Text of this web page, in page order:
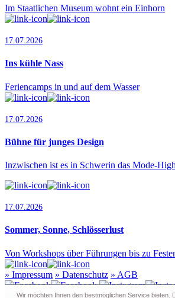
Im Staatlichen Museum wohnt ein Einhorn
17.07.2026
Ins kühle Nass
Feriencamps in und auf dem Wasser
17.07.2026
Bühne für junges Design
Inzwischen ist es in Schwerin das Mode-
17.07.2026
Sommer, Sonne, Schlösserlust
Von Workshops über Führungen bis zu
» Impressum » Datenschutz » AGB
Wir möchten Ihnen den bestmöglichen Service bieten.